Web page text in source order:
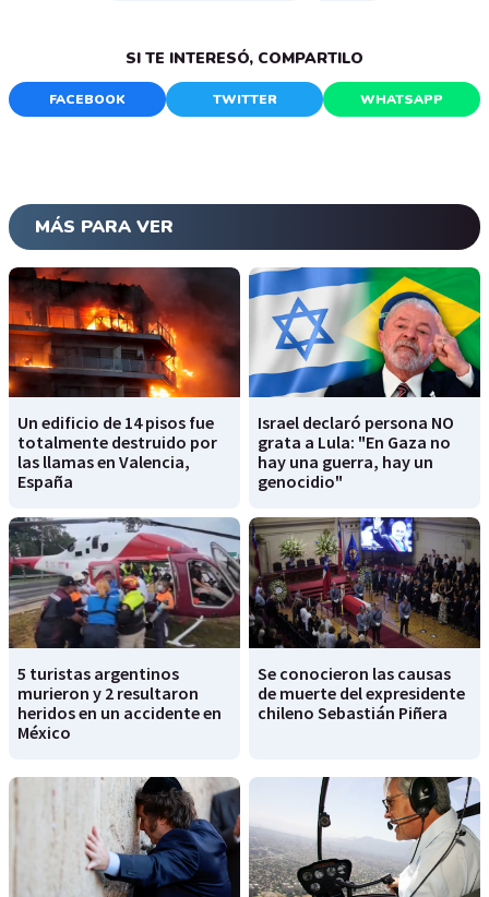
SI TE INTERESÓ, COMPARTILO
FACEBOOK TWITTER WHATSAPP
MÁS PARA VER
Un edificio de 14 pisos fue
totalmente destruido por
las llamas en Valencia,
España
Israel declaró persona NO
grata a Lula: "En Gaza no
hay una guerra, hay un
genocidio"
5 turistas argentinos
murieron y 2 resultaron
heridos en un accidente en
México
Se conocieron las causas
de muerte del expresidente
chileno Sebastián Piñera